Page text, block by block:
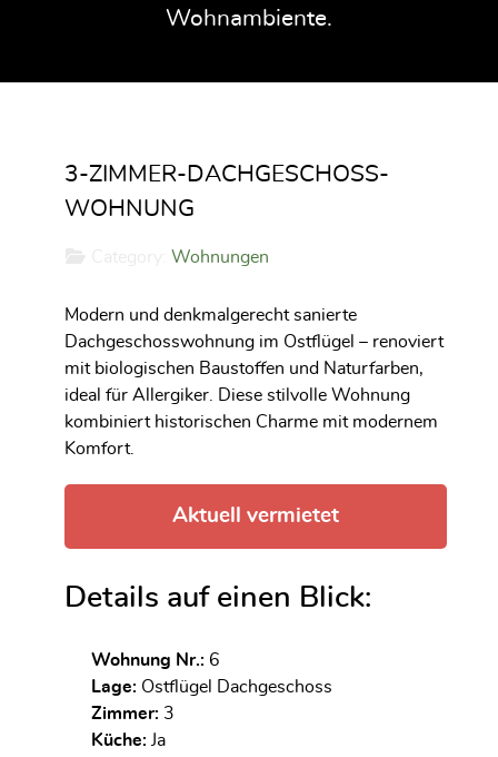
Wohnambiente.
3-ZIMMER-DACHGESCHOSS-W
OHNUNG
Wohnungen
Modern und denkmalgerecht sanierte
Dachgeschosswohnung im Ostflügel – renoviert
mit biologischen Baustoffen und Naturfarben,
ideal für Allergiker. Diese stilvolle Wohnung
kombiniert historischen Charme mit modernem
Komfort.
Aktuell vermietet
Details auf einen Blick:
Wohnung Nr.: 6
Lage: Ostflügel Dachgeschoss
Zimmer: 3
Küche: Ja